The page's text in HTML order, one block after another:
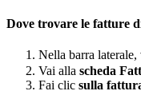
Dove trovare le fatture
Nella barra laterale,
Vai alla scheda
Fai clic sulla